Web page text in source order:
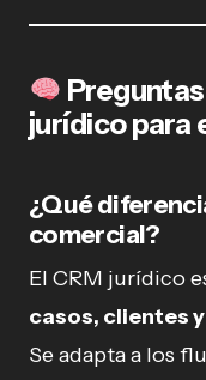
jurídico para
¿Qué
comercial?
El CRM jurídico
casos, clientes
Se adapta a los